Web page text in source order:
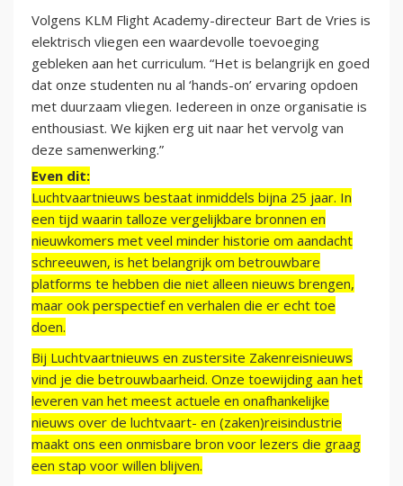
Volgens KLM Flight Academy-directeur Bart de Vries is
elektrisch vliegen een waardevolle toevoeging
gebleken aan het curriculum. “Het is belangrijk en goed
dat onze studenten nu al ‘hands-on’ ervaring opdoen
met duurzaam vliegen. Iedereen in onze organisatie is
enthousiast. We kijken erg uit naar het vervolg van
deze samenwerking.”
Even dit:
Luchtvaartnieuws bestaat inmiddels bijna 25 jaar. In
een tijd waarin talloze vergelijkbare bronnen en
nieuwkomers met veel minder historie om aandacht
schreeuwen, is het belangrijk om betrouwbare
platforms te hebben die niet alleen nieuws brengen,
maar ook perspectief en verhalen die er echt toe
doen.
Bij Luchtvaartnieuws en zustersite Zakenreisnieuws
vind je die betrouwbaarheid. Onze toewijding aan het
leveren van het meest actuele en onafhankelijke
nieuws over de luchtvaart- en (zaken)reisindustrie
maakt ons een onmisbare bron voor lezers die graag
een stap voor willen blijven.